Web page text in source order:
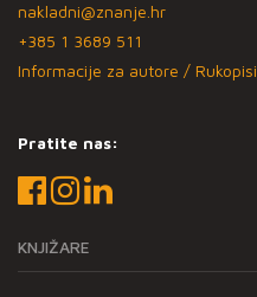
nakladni@znanje.hr
+385 1 3689 511
Informacije za autore / Rukopisi
Pratite nas:
KNJIŽARE